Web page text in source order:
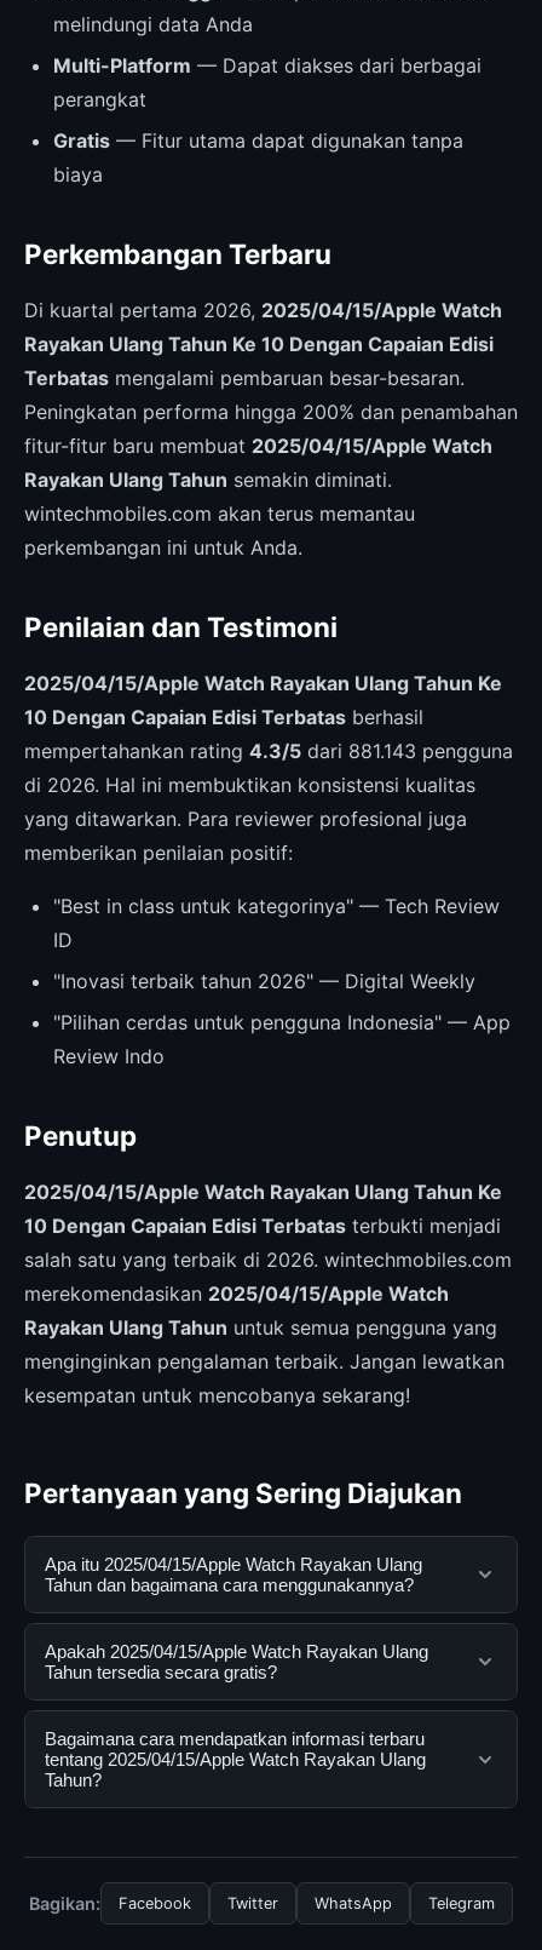
melindungi data Anda
Multi-Platform — Dapat diakses dari berbagai
perangkat
Gratis — Fitur utama dapat digunakan tanpa
biaya
Perkembangan Terbaru
Di kuartal pertama 2026, 2025/04/15/Apple Watch
Rayakan Ulang Tahun Ke 10 Dengan Capaian Edisi
Terbatas mengalami pembaruan besar-besaran.
Peningkatan performa hingga 200% dan penambahan
fitur-fitur baru membuat 2025/04/15/Apple Watch
Rayakan Ulang Tahun semakin diminati.
wintechmobiles.com akan terus memantau
perkembangan ini untuk Anda.
Penilaian dan Testimoni
2025/04/15/Apple Watch Rayakan Ulang Tahun Ke
10 Dengan Capaian Edisi Terbatas berhasil
mempertahankan rating 4.3/5 dari 881.143 pengguna
di 2026. Hal ini membuktikan konsistensi kualitas
yang ditawarkan. Para reviewer profesional juga
memberikan penilaian positif:
"Best in class untuk kategorinya" — Tech Review
ID
"Inovasi terbaik tahun 2026" — Digital Weekly
"Pilihan cerdas untuk pengguna Indonesia" — App
Review Indo
Penutup
2025/04/15/Apple Watch Rayakan Ulang Tahun Ke
10 Dengan Capaian Edisi Terbatas terbukti menjadi
salah satu yang terbaik di 2026. wintechmobiles.com
merekomendasikan 2025/04/15/Apple Watch
Rayakan Ulang Tahun untuk semua pengguna yang
menginginkan pengalaman terbaik. Jangan lewatkan
kesempatan untuk mencobanya sekarang!
Pertanyaan yang Sering Diajukan
Apa itu 2025/04/15/Apple Watch Rayakan Ulang
Tahun dan bagaimana cara menggunakannya?
2025/04/15/Apple Watch Rayakan Ulang Tahun adalah
layanan digital yang dirancang untuk membantu
pengguna mendapatkan informasi lengkap dan
terpercaya. Anda dapat menggunakannya dengan
mengunjungi situs resmi dan mengikuti panduan yang
tersedia.
Apakah 2025/04/15/Apple Watch Rayakan Ulang
Tahun tersedia secara gratis?
Ya, 2025/04/15/Apple Watch Rayakan Ulang Tahun
dapat diakses secara gratis oleh semua pengguna.
Tidak ada biaya tersembunyi atau langganan yang
Bagaimana cara mendapatkan informasi terbaru
tentang 2025/04/15/Apple Watch Rayakan Ulang
Tahun?
bisa mengunjungi halaman resmi kami secara berkala.
Kami selalu memperbarui konten dengan informasi
Bagikan: Facebook Twitter WhatsApp Telegram